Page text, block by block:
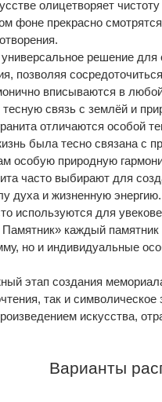
олицетворяет
фоне прекрасно
решение
позволяя
вписываются в
связь с землёй и
отличаются
была тесно связана с
особую природную
часто выбирают для
духа и жизненную
используются для
каждый
но и индивидуальные
этап создания
так и
искусства,
Варианты